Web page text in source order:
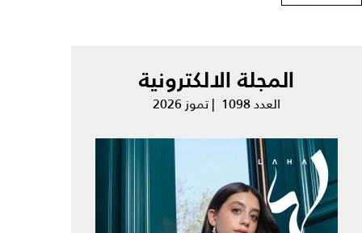
المجلة الالكترونية
العدد 1098 | تموز 2026